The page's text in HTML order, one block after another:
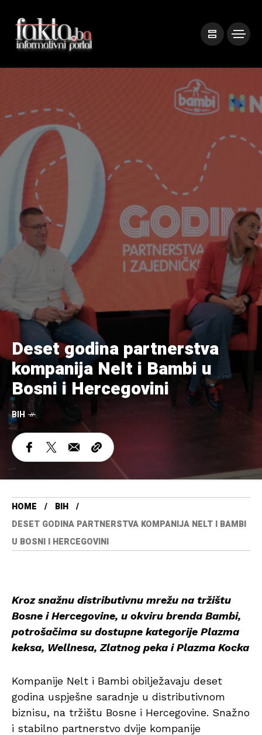
Deset godina partnerstva
kompanija Nelt i Bambi u
Bosni i Hercegovini
BIH
HOME
BIH
DESET GODINA PARTNERSTVA KOMPANIJA NELT I BAMBI
U BOSNI I HERCEGOVINI
Kroz snažnu distributivnu mrežu na tržištu
Bosne i Hercegovine, u okviru brenda Bambi,
potrošačima su dostupne kategorije Plazma
keksa, Wellnesa, Zlatnog peka i Plazma Kocka
Kompanije Nelt i Bambi obilježavaju deset
godina uspješne saradnje u distributivnom
biznisu, na tržištu Bosne i Hercegovine. Snažno
i stabilno partnerstvo dvije kompanije